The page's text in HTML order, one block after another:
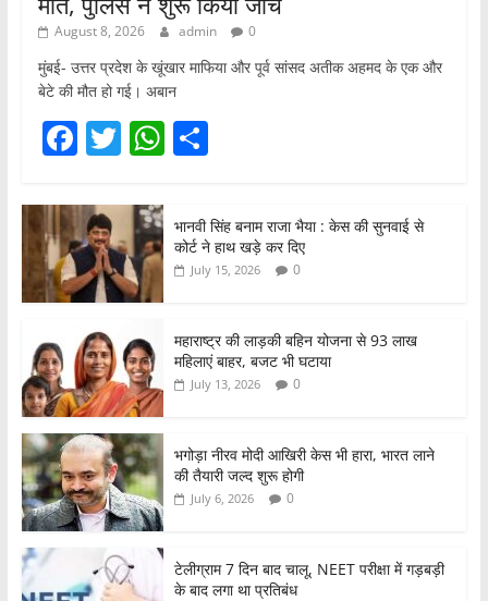
August 8, 2026 admin 0
मुंबई- उत्तर प्रदेश के खूंखार माफिया और पूर्व सांसद अतीक अहमद के एक और
बेटे की मौत हो गई। अबान
F
c
e
b
o
o
k
T
itt
er
W
s
A
p
S
ar
e
भानवी सिंह बनाम राजा भैया : केस की सुनवाई से
कोर्ट ने हाथ खड़े कर दिए
July 15, 2026 0
महाराष्ट्र की लाड़की बहिन योजना से 93 लाख
महिलाएं बाहर, बजट भी घटाया
July 13, 2026 0
भगोड़ा नीरव मोदी आखिरी केस भी हारा, भारत लाने
की तैयारी जल्द शुरू होगी
July 6, 2026 0
टेलीग्राम 7 दिन बाद चालू, NEET परीक्षा में गड़बड़ी
के बाद लगा था प्रतिबंध